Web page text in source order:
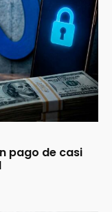
pago de casi